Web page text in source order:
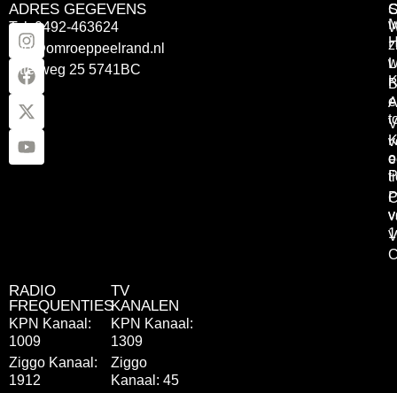
ADRES GEGEVENS
Tel: 0492-463624
info@omroeppeelrand.nl
Otterweg 25 5741BC
RADIO
FREQUENTIES
KPN Kanaal:
1009
Ziggo Kanaal:
1912
TV
KANALEN
KPN Kanaal:
1309
Ziggo
Kanaal: 45